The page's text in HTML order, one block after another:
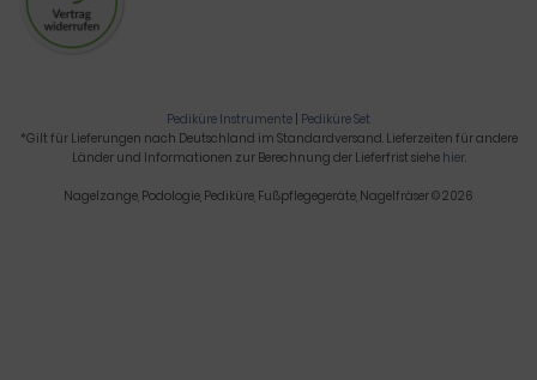
Pediküre Instrumente | Pediküre Set
*Gilt für Lieferungen nach Deutschland im Standardversand. Lieferzeiten für andere
Länder und Informationen zur Berechnung der Lieferfrist siehe hier.
Nagelzange, Podologie, Pediküre, Fußpflegegeräte, Nagelfräser © 2026